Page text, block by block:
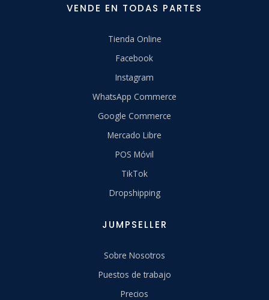
VENDE EN TODAS PARTES
Tienda Online
Facebook
Instagram
WhatsApp Commerce
Google Commerce
Mercado Libre
POS Móvil
TikTok
Dropshipping
JUMPSELLER
Sobre Nosotros
Puestos de trabajo
Precios